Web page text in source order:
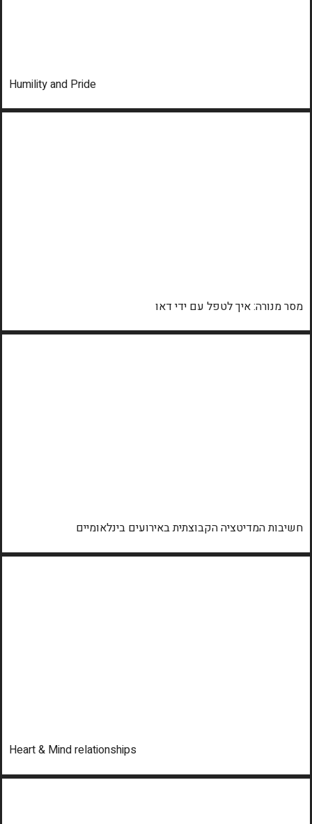
Humility and Pride
מסר מנורה: איך לטפל עם ידי דאו
חשיבות המדיטציה הקבוצתית באירועים בינלאומיים
Heart & Mind relationships